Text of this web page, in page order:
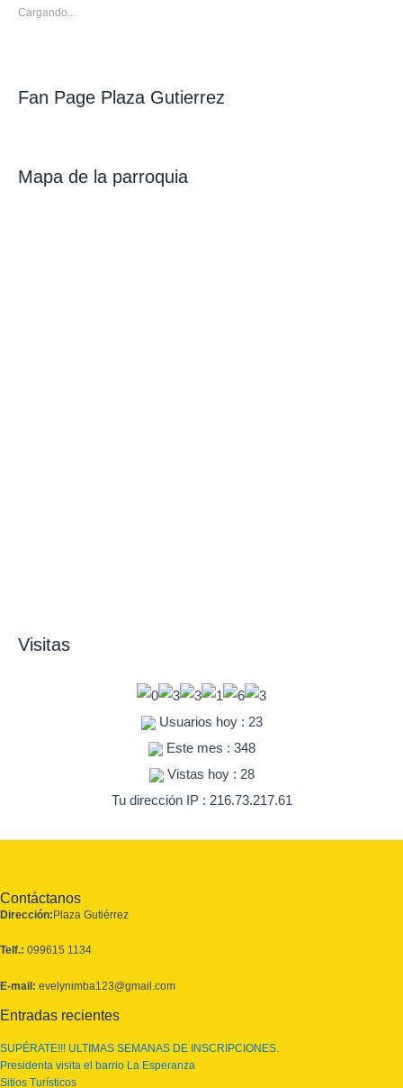
Cargando...
Fan Page Plaza Gutierrez
Mapa de la parroquia
Visitas
Usuarios hoy : 23
Este mes : 348
Vistas hoy : 28
Tu dirección IP : 216.73.217.61
Contáctanos
Dirección:Plaza Gutiérrez
Telf.: 099615 1134
E-mail: evelynimba123@gmail.com
Entradas recientes
SUPÉRATE!!! ULTIMAS SEMANAS DE INSCRIPCIONES.
Presidenta visita el barrio La Esperanza
Sitios Turísticos